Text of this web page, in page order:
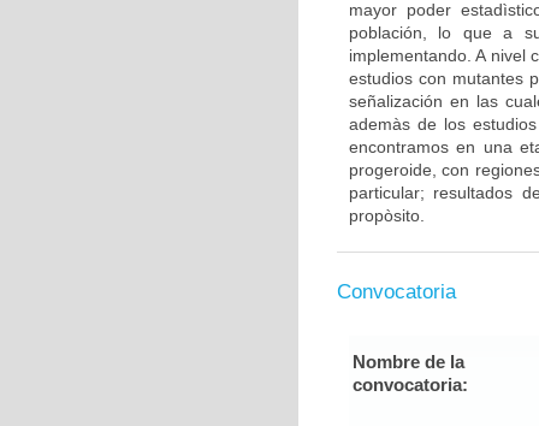
mayor poder
población, lo que a
implementando. A nivel
estudios con mutantes
señalización en las
ademàs de los
encontramos en una
progeroide, con
particular; resultados
propòsito.
Convocatoria
Nombre de la
convocatoria: